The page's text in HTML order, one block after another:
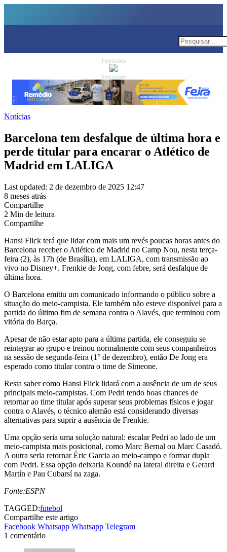
Publicidade
Publicidade
Notícias
Barcelona tem desfalque de última hora e
perde titular para encarar o Atlético de
Madrid em LALIGA
Last updated: 2 de dezembro de 2025 12:47
8 meses atrás
Compartilhe
2 Min de leitura
Compartilhe
Hansi Flick terá que lidar com mais um revés poucas horas antes do
Barcelona receber o Atlético de Madrid no Camp Nou, nesta terça-
feira (2), às 17h (de Brasília), em LALIGA, com transmissão ao
vivo no Disney+. Frenkie de Jong, com febre, será desfalque de
última hora.
O Barcelona emitiu um comunicado informando o público sobre a
situação do meio-campista. Ele também não esteve disponível para a
partida do último fim de semana contra o Alavés, que terminou com
vitória do Barça.
Apesar de não estar apto para a última partida, ele conseguiu se
reintegrar ao grupo e treinou normalmente com seus companheiros
na sessão de segunda-feira (1° de dezembro), então De Jong era
esperado como titular contra o time de Simeone.
Resta saber como Hansi Flick lidará com a ausência de um de seus
principais meio-campistas. Com Pedri tendo boas chances de
retornar ao time titular após superar seus problemas físicos e jogar
contra o Alavés, o técnico alemão está considerando diversas
alternativas para suprir a ausência de Frenkie.
Uma opção seria uma solução natural: escalar Pedri ao lado de um
meio-campista mais posicional, como Marc Bernal ou Marc Casadó.
A outra seria retornar Éric Garcia ao meio-campo e formar dupla
com Pedri. Essa opção deixaria Koundé na lateral direita e Gerard
Martín e Pau Cubarsí na zaga.
Fonte:ESPN
TAGGED:futebol
Compartilhe este artigo
Facebook Whatsapp Whatsapp Telegram
1 comentário